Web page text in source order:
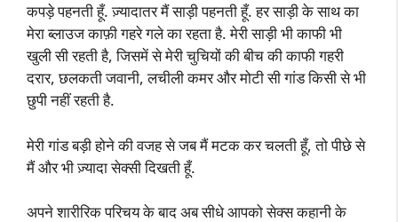
कपड़े पहनती हूँ. ज़्यादातर मैं साड़ी पहनती हूँ. हर साड़ी के साथ का
मेरा ब्लाउज काफ़ी गहरे गले का रहता है. मेरी साड़ी भी काफी भी
खुली सी रहती है, जिसमें से मेरी चुचियों की बीच की काफी गहरी
दरार, छलकती जवानी, लचीली कमर और मोटी सी गांड किसी से भी
छुपी नहीं रहती है.
मेरी गांड बड़ी होने की वजह से जब मैं मटक कर चलती हूँ, तो पीछे से
मैं और भी ज़्यादा सेक्सी दिखती हूँ.
अपने शारीरिक परिचय के बाद अब सीधे आपको सेक्स कहानी के